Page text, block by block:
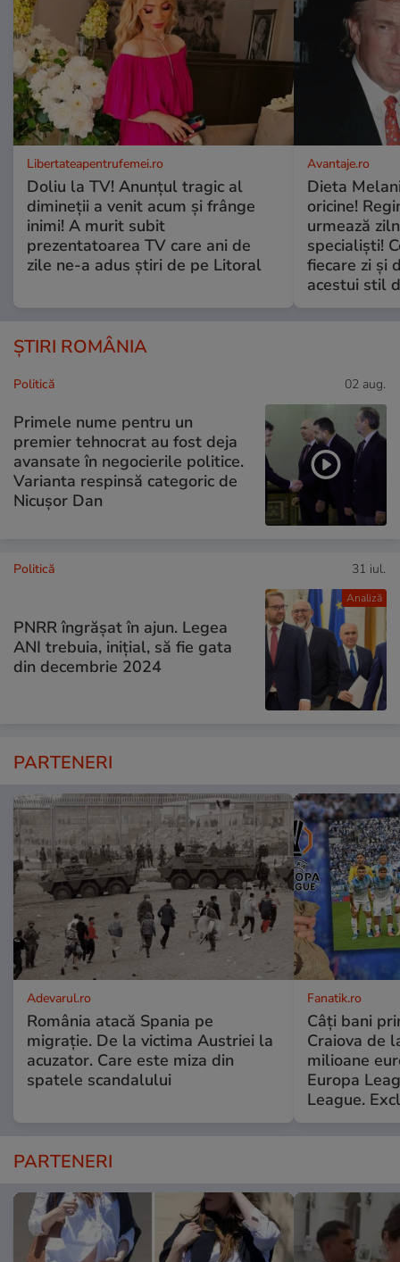
Libertateapentrufemei.ro
Doliu la TV! Anunțul tragic al
dimineții a venit acum și frânge
inimi! A murit subit
prezentatoarea TV care ani de
zile ne-a adus știri de pe Litoral
Avantaje.ro
Dieta
oricine!
urmează
specialiști!
fiecare zi și
acestui stil
ȘTIRI ROMÂNIA
Politică 02 aug.
Primele nume pentru un
premier tehnocrat au fost deja
avansate în negocierile politice.
Varianta respinsă categoric de
Nicușor Dan
Analiză
Politică 31 iul.
PNRR îngrășat în ajun. Legea
ANI trebuia, inițial, să fie gata
din decembrie 2024
PARTENERI
Adevarul.ro
România atacă Spania pe
migrație. De la victima Austriei la
acuzator. Care este miza din
spatele scandalului
Fanatik.ro
Câți bani
Craiova de
milioane
Europa
League.
PARTENERI